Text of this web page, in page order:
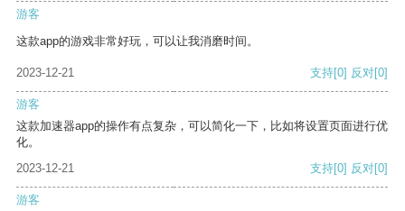
游客
这款app的游戏非常好玩，可以让我消磨时间。
2023-12-21 支持[0] 反对[0]
游客
这款加速器app的操作有点复杂，可以简化一下，比如将设置页面进行优
化。
2023-12-21
支持[0] 反对[0]
游客